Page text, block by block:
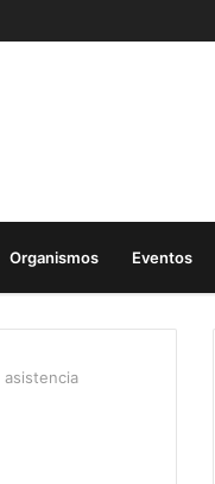
Organismos Eventos